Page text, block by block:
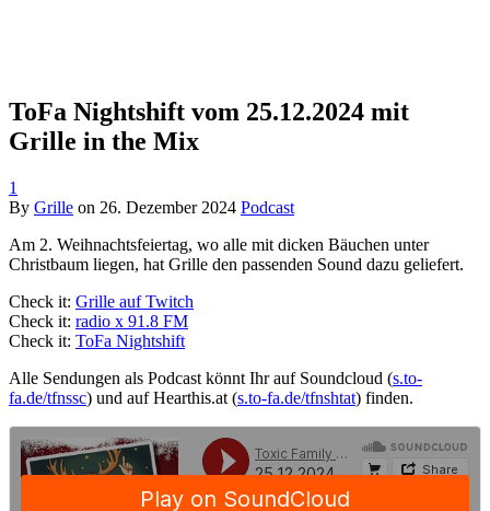
ToFa Nightshift vom 25.12.2024 mit
Grille in the Mix
1
By Grille on 26. Dezember 2024 Podcast
Am 2. Weihnachtsfeiertag, wo alle mit dicken Bäuchen unter
Christbaum liegen, hat Grille den passenden Sound dazu geliefert.
Check it: Grille auf Twitch
Check it: radio x 91.8 FM
Check it: ToFa Nightshift
Alle Sendungen als Podcast könnt Ihr auf Soundcloud (s.to-
fa.de/tfnssc) und auf Hearthis.at (s.to-fa.de/tfnshtat) finden.